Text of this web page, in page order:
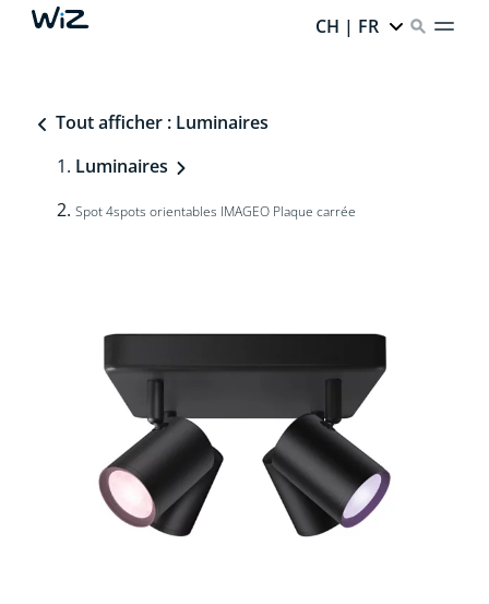
CH | FR
Tout afficher : Luminaires
Luminaires
Spot 4spots orientables IMAGEO Plaque carrée